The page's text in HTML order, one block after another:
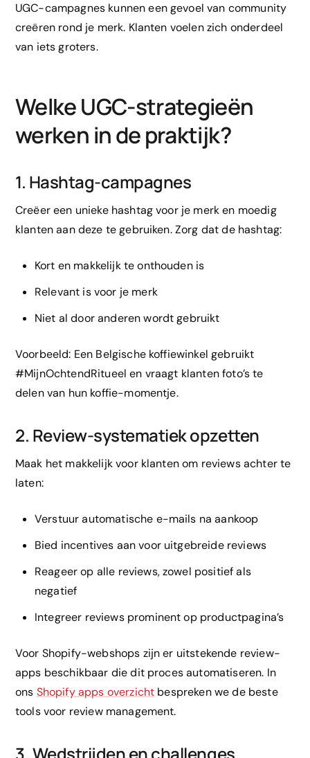
UGC-campagnes kunnen een gevoel van community
creëren rond je merk. Klanten voelen zich onderdeel
van iets groters.
Welke UGC-strategieën
werken in de praktijk?
1. Hashtag-campagnes
Creëer een unieke hashtag voor je merk en moedig
klanten aan deze te gebruiken. Zorg dat de hashtag:
Kort en makkelijk te onthouden is
Relevant is voor je merk
Niet al door anderen wordt gebruikt
Voorbeeld: Een Belgische koffiewinkel gebruikt
#MijnOchtendRitueel en vraagt klanten foto’s te
delen van hun koffie-momentje.
2. Review-systematiek opzetten
Maak het makkelijk voor klanten om reviews achter te
laten:
Verstuur automatische e-mails na aankoop
Bied incentives aan voor uitgebreide reviews
Reageer op alle reviews, zowel positief als
negatief
Integreer reviews prominent op productpagina’s
Voor Shopify-webshops zijn er uitstekende review-
apps beschikbaar die dit proces automatiseren. In
ons Shopify apps overzicht bespreken we de beste
tools voor review management.